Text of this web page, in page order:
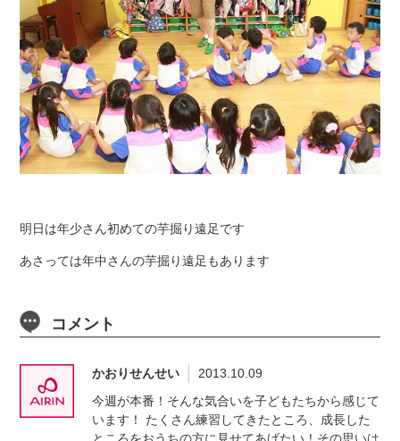
明日は年少さん初めての芋掘り遠足です
あさっては年中さんの芋掘り遠足もあります
コメント
かおりせんせい
2013.10.09
今週が本番！そんな気合いを子どもたちから感じて
います！ たくさん練習してきたところ、成長した
ところをおうちの方に見せてあげたい！その思いは